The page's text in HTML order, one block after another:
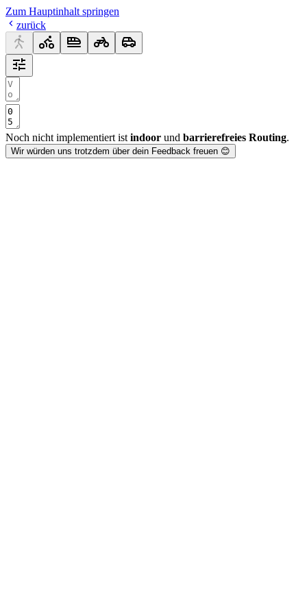
Zum Hauptinhalt springen
zurück
Noch nicht implementiert ist indoor und barrierefreies Routing.
Wir würden uns trotzdem über dein Feedback freuen 😊